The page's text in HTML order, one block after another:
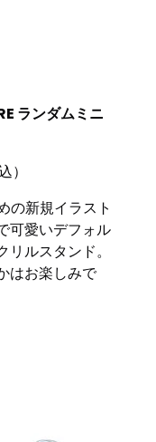
ランダムミニ
）
の新規イラスト
可愛いデフォル
ルスタンド。
はお楽しみで